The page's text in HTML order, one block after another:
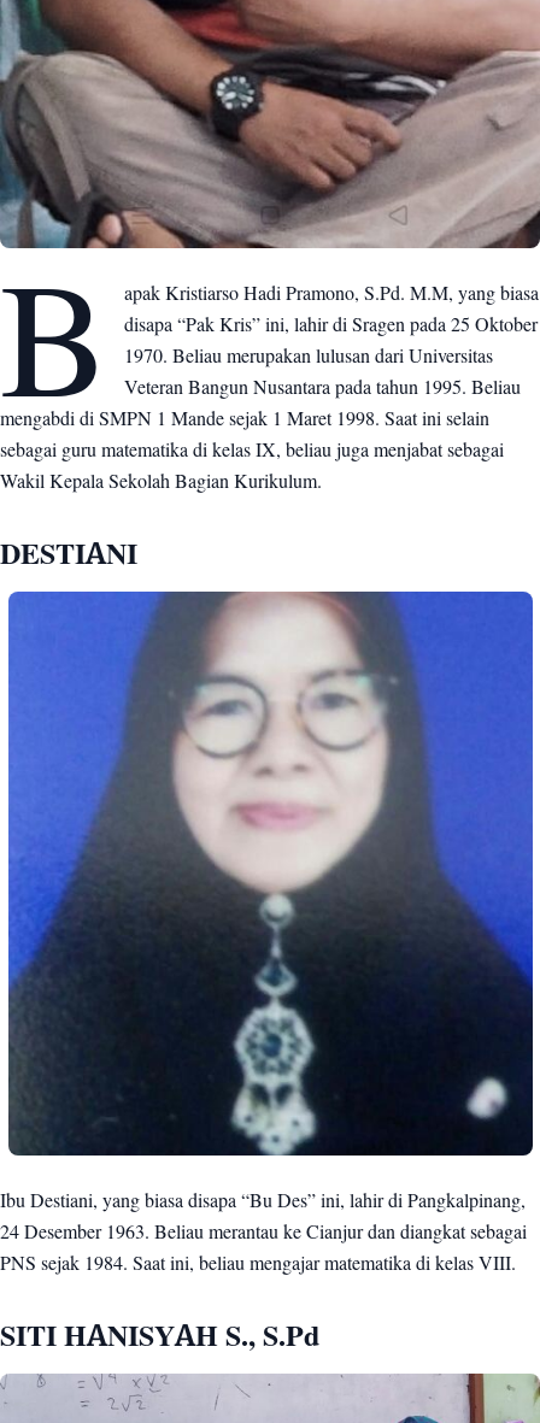
B
apak Kristiarso Hadi Pramono, S.Pd. M.M, yang biasa
disapa “Pak Kris” ini, lahir di Sragen pada 25 Oktober
1970. Beliau merupakan lulusan dari Universitas
Veteran Bangun Nusantara pada tahun 1995. Beliau
mengabdi di SMPN 1 Mande sejak 1 Maret 1998. Saat ini selain
sebagai guru matematika di kelas IX, beliau juga menjabat sebagai
Wakil Kepala Sekolah Bagian Kurikulum.
DESTIANI
Ibu Destiani, yang biasa disapa “Bu Des” ini, lahir di Pangkalpinang,
24 Desember 1963. Beliau merantau ke Cianjur dan diangkat sebagai
PNS sejak 1984. Saat ini, beliau mengajar matematika di kelas VIII.
SITI HANISYAH S., S.Pd